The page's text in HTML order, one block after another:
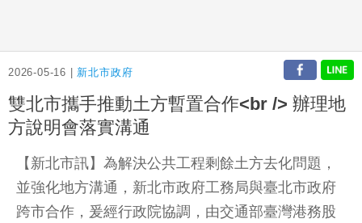
2026-05-16 | 新北市政府
雙北市攜手推動土方暫置合作<br /> 辦理地
方說明會落實溝通
【新北市訊】為解決公共工程剩餘土方去化問題，
並強化地方溝通，新北市政府工務局與臺北市政府
跨市合作，爰經行政院協調，由交通部臺灣港務股